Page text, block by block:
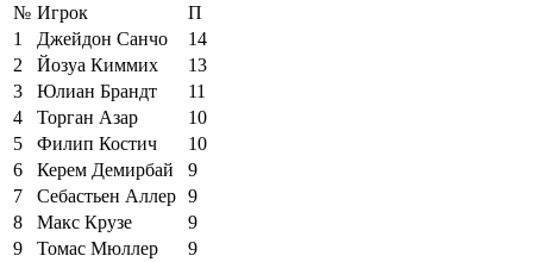
№ Игрок
П
1
Джейдон Санчо
14
2
Йозуа Киммих
13
3
Юлиан Брандт
11
4
Торган Азар
10
5
Филип Костич
10
6
Керем Демирбай
9
7
Себастьен Аллер 9
8
Макс Крузе
9
9
Томас Мюллер
9